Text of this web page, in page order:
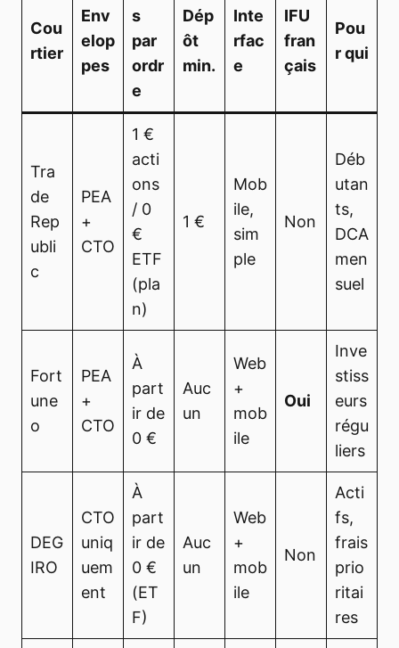
Cou
rtier
Env
elop
pes
s
par
ordr
e
Dép
ôt
min.
Inte
rfac
e
IFU
fran
çais
Pou
r qui
Tra
de
Rep
ubli
c
PEA
+
CTO
1 €
acti
ons
/ 0
€
ETF
(pla
n)
1 €
Mob
ile,
sim
ple
Non
Déb
utan
ts,
DCA
men
suel
Fort
une
o
PEA
+
CTO
À
part
ir de
0 €
Auc
un
Web
+
mob
ile
Oui
Inve
stiss
eurs
régu
liers
DEG
IRO
CTO
uniq
uem
ent
À
part
ir de
0 €
(ET
F)
Auc
un
Web
+
mob
ile
Non
Acti
fs,
frais
prio
ritai
res